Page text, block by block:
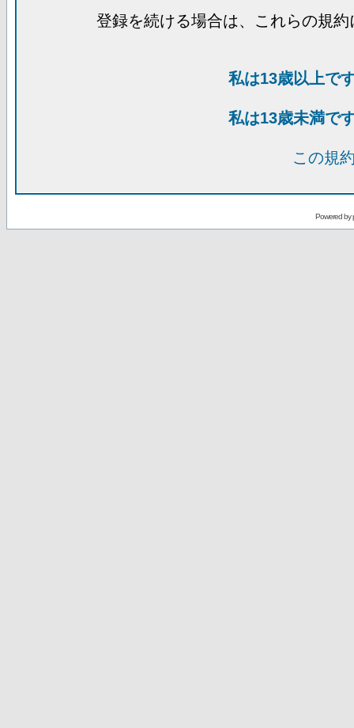
登録を続ける場合は、これらの規
私は13歳以上で
私は13歳未満で
この規
Powered by